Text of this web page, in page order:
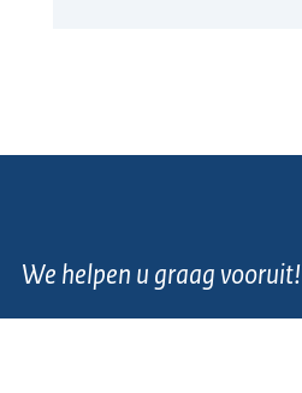
We helpen u graag vooruit!